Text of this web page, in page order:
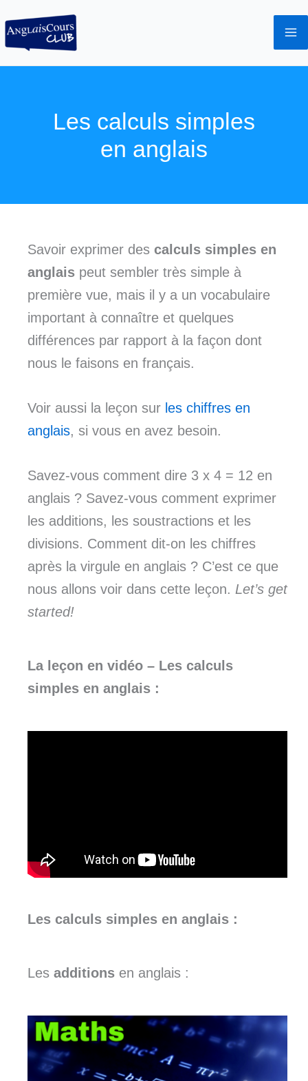
au
contenu
Les calculs simples
en anglais
Savoir exprimer des calculs simples en
anglais peut sembler très simple à
première vue, mais il y a un vocabulaire
important à connaître et quelques
différences par rapport à la façon dont
nous le faisons en français.
Voir aussi la leçon sur les chiffres en
anglais, si vous en avez besoin.
Savez-vous comment dire 3 x 4 = 12 en
anglais ? Savez-vous comment exprimer
les additions, les soustractions et les
divisions. Comment dit-on les chiffres
après la virgule en anglais ? C’est ce que
nous allons voir dans cette leçon. Let’s get
started!
La leçon en vidéo – Les calculs
simples en anglais :
Les calculs simples en anglais :
Les additions en anglais :